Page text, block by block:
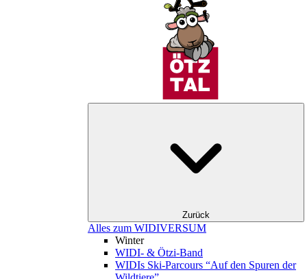
Zurück
Alles zum WIDIVERSUM
Winter
WIDI- & Ötzi-Band
WIDIs Ski-Parcours “Auf den Spuren der